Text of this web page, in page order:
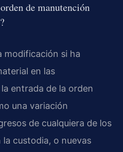
de manutención
modificación si ha
en las
entrada de la orden
una variación
de cualquiera de los
custodia, o nuevas